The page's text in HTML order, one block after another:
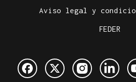
Aviso legal y
FEDER